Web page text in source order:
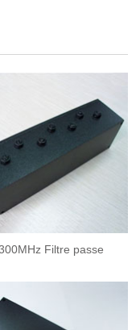
Filtre passe